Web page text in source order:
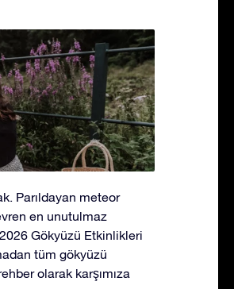
Parıldayan meteor
en unutulmaz
Gökyüzü Etkinlikleri
tüm gökyüzü
olarak karşımıza